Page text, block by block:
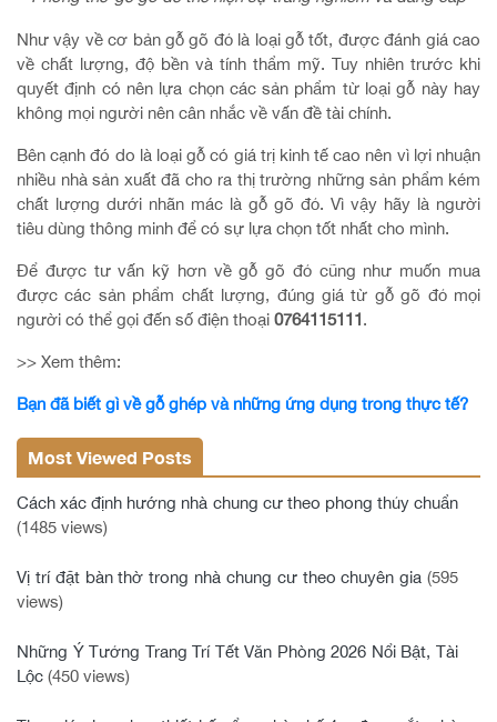
Như vậy về cơ bản gỗ gõ đỏ là loại gỗ tốt, được đánh giá cao
về chất lượng, độ bền và tính thẩm mỹ. Tuy nhiên trước khi
quyết định có nên lựa chọn các sản phẩm từ loại gỗ này hay
không mọi người nên cân nhắc về vấn đề tài chính.
Bên cạnh đó do là loại gỗ có giá trị kinh tế cao nên vì lợi nhuận
nhiều nhà sản xuất đã cho ra thị trường những sản phẩm kém
chất lượng dưới nhãn mác là gỗ gõ đỏ. Vì vậy hãy là người
tiêu dùng thông minh để có sự lựa chọn tốt nhất cho mình.
Để được tư vấn kỹ hơn về gỗ gõ đỏ cũng như muốn mua
được các sản phẩm chất lượng, đúng giá từ gỗ gõ đỏ mọi
người có thể gọi đến số điện thoại 0764115111 .
>> Xem thêm:
Bạn đã biết gì về gỗ ghép và những ứng dụng trong thực tế?
Most Viewed Posts
Cách xác định hướng nhà chung cư theo phong thủy chuẩn
(1485 views)
Vị trí đặt bàn thờ trong nhà chung cư theo chuyên gia (595
views)
Những Ý Tưởng Trang Trí Tết Văn Phòng 2026 Nổi Bật, Tài
Lộc (450 views)